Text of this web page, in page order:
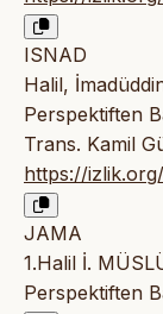
ISNAD
Halil,
Perspektiften
Trans. Kamil
https://
JAMA
1.Halil İ.
Perspektiften